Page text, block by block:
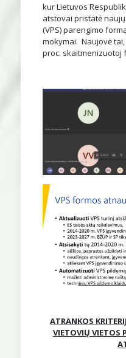
kur Lietuvos
atstovai pristatė
(VPS) parengimo
mokymai. Naujovė
proc. skaitmenizuotoj
ATRANKOS
VIETOVIŲ VIETOS